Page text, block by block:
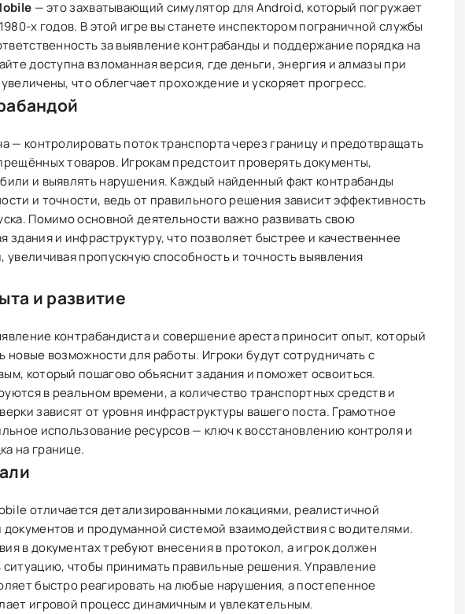
— это захватывающий симулятор для Android, который погружает
х годов. В этой игре вы станете инспектором пограничной службы
за выявление контрабанды и поддержание порядка на
доступна взломанная версия, где деньги, энергия и алмазы при
что облегчает прохождение и ускоряет прогресс.
— контролировать поток транспорта через границу и предотвращать
товаров. Игрокам предстоит проверять документы,
и выявлять нарушения. Каждый найденный факт контрабанды
и точности, ведь от правильного решения зависит эффективность
Помимо основной деятельности важно развивать свою
здания и инфраструктуру, что позволяет быстрее и качественнее
увеличивая пропускную способность и точность выявления
и развитие
контрабандиста и совершение ареста приносит опыт, который
новые возможности для работы. Игроки будут сотрудничать с
который пошагово объяснит задания и поможет освоиться.
в реальном времени, а количество транспортных средств и
зависят от уровня инфраструктуры вашего поста. Грамотное
использование ресурсов — ключ к восстановлению контроля и
на границе.
отличается детализированными локациями, реалистичной
и продуманной системой взаимодействия с водителями.
в документах требуют внесения в протокол, а игрок должен
ситуацию, чтобы принимать правильные решения. Управление
быстро реагировать на любые нарушения, а постепенное
игровой процесс динамичным и увлекательным.